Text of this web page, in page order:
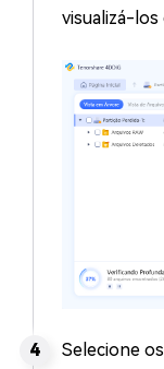
visualizá-
Selecione